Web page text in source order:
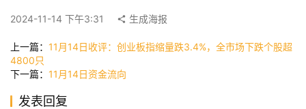
公
司
2024-11-14 下午3:31 生成海报
上一篇： 11月14日收评：创业板指缩量跌3.4%，全市场下跌个股超
4800只
下一篇： 11月14日资金流向
发表回复